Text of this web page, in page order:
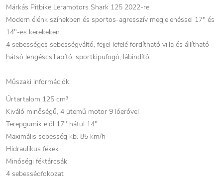
Márkás Pitbike Leramotors Shark 125 2022-re
Modern élénk színekben és sportos-agresszív megjelenéssel 17" és
14"-es kerekeken.
4 sebességes sebességváltó, fejjel lefelé fordítható villa és állítható
hátsó lengéscsillapító, sportkipufogó, lábindító
Műszaki információk:
Űrtartalom 125 cm³
Kiváló minőségű, 4 ütemű motor 9 lóerővel
Terepgumik elöl 17" hátul 14"
Maximális sebesség kb. 85 km/h
Hidraulikus fékek
Minőségi féktárcsák
4 sebességfokozat